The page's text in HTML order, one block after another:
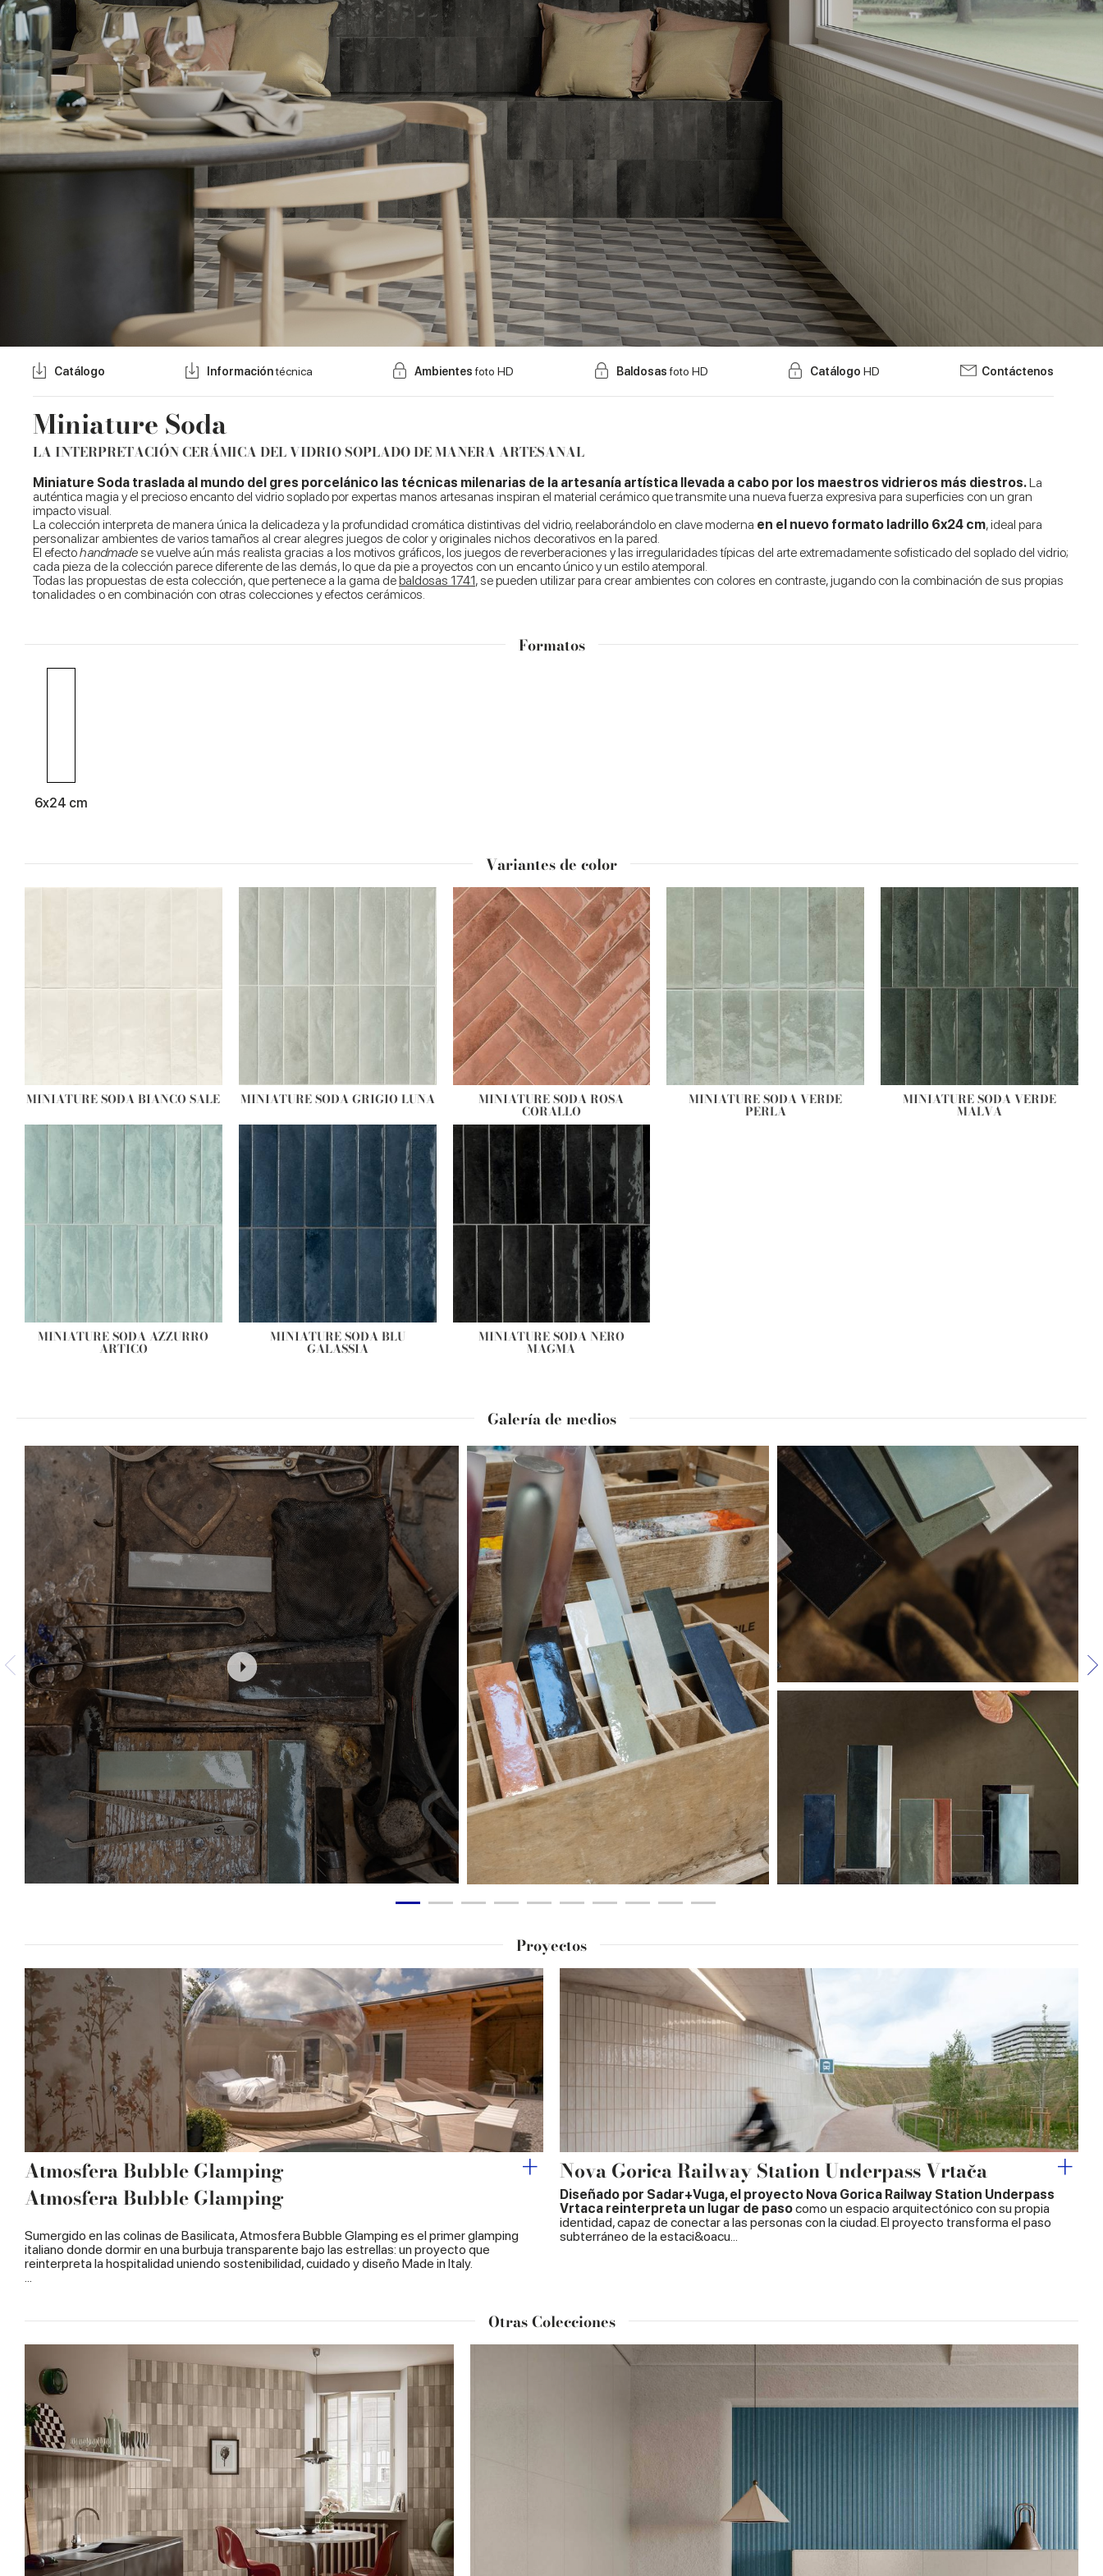
Miniature Soda
LA INTERPRETACIÓN CERÁMICA DEL VIDRIO SOPLADO DE MANERA ARTESANAL
Catálogo Informacióntécnica Ambientesfoto HD Baldosasfoto HD Catálogo HD Contáctenos
Miniature Soda traslada al mundo del gres porcelánico las técnicas milenarias de la artesanía artística llevada a cabo por los maestros vidrieros más diestros.La
auténtica magia y el precioso encanto del vidrio soplado por expertas manos artesanas inspiran el material cerámico que transmite una nueva fuerza expresiva para superficies con un gran
impacto visual.
La colección interpreta de manera única la delicadeza y la profundidad cromática distintivas del vidrio, reelaborándolo en clave moderna en el nuevo formato ladrillo 6x24 cm, ideal para
personalizar ambientes de varios tamaños al crear alegres juegos de color y originales nichos decorativos en la pared.
El efectohandmade se vuelve aún más realista gracias a los motivos gráficos, los juegos de reverberaciones y las irregularidades típicas del arte extremadamente sofisticado del soplado del vidrio;
cada pieza de la colección parece diferente de las demás, lo que da pie a proyectos con un encanto único y un estilo atemporal.
Todas las propuestas de esta colección, que pertenece a la gama debaldosas 1741, se pueden utilizar para crear ambientes con colores en contraste, jugando con la combinación de sus propias
tonalidades o en combinación con otras colecciones y efectos cerámicos.
Galería de medios
Formatos
6x24 cm
Variantes de color
MINIATURE SODA BIANCO SALE MINIATURE SODA GRIGIO LUNA MINIATURE SODA ROSA
CORALLO
MINIATURE SODA VERDE
PERLA
MINIATURE SODA VERDE
MALVA
MINIATURE SODA AZZURRO
ARTICO
MINIATURE SODA BLU
GALASSIA
MINIATURE SODA NERO
MAGMA
Proyectos
Atmosfera Bubble Glamping
Atmosfera Bubble Glamping
Sumergido en las colinas de Basilicata, Atmosfera Bubble Glamping es el primer glamping
italiano donde dormir en una burbuja transparente bajo las estrellas: un proyecto que
reinterpreta la hospitalidad uniendo sostenibilidad, cuidado y diseño Made in Italy.
...
Nova Gorica Railway Station Underpass Vrtača
Diseñado por Sadar+Vuga, el proyecto Nova Gorica Railway Station Underpass
Vrtaca reinterpreta un lugar de pasocomo un espacio arquitectónico con su propia
identidad, capaz de conectar a las personas con la ciudad. El proyecto transforma el paso
subterráneo de la estaci&oacu...
Otras Colecciones